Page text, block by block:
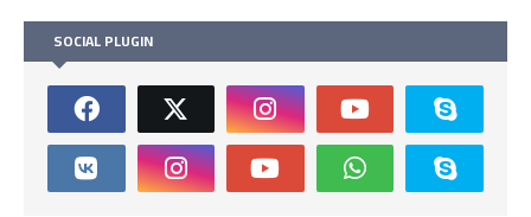
SOCIAL PLUGIN